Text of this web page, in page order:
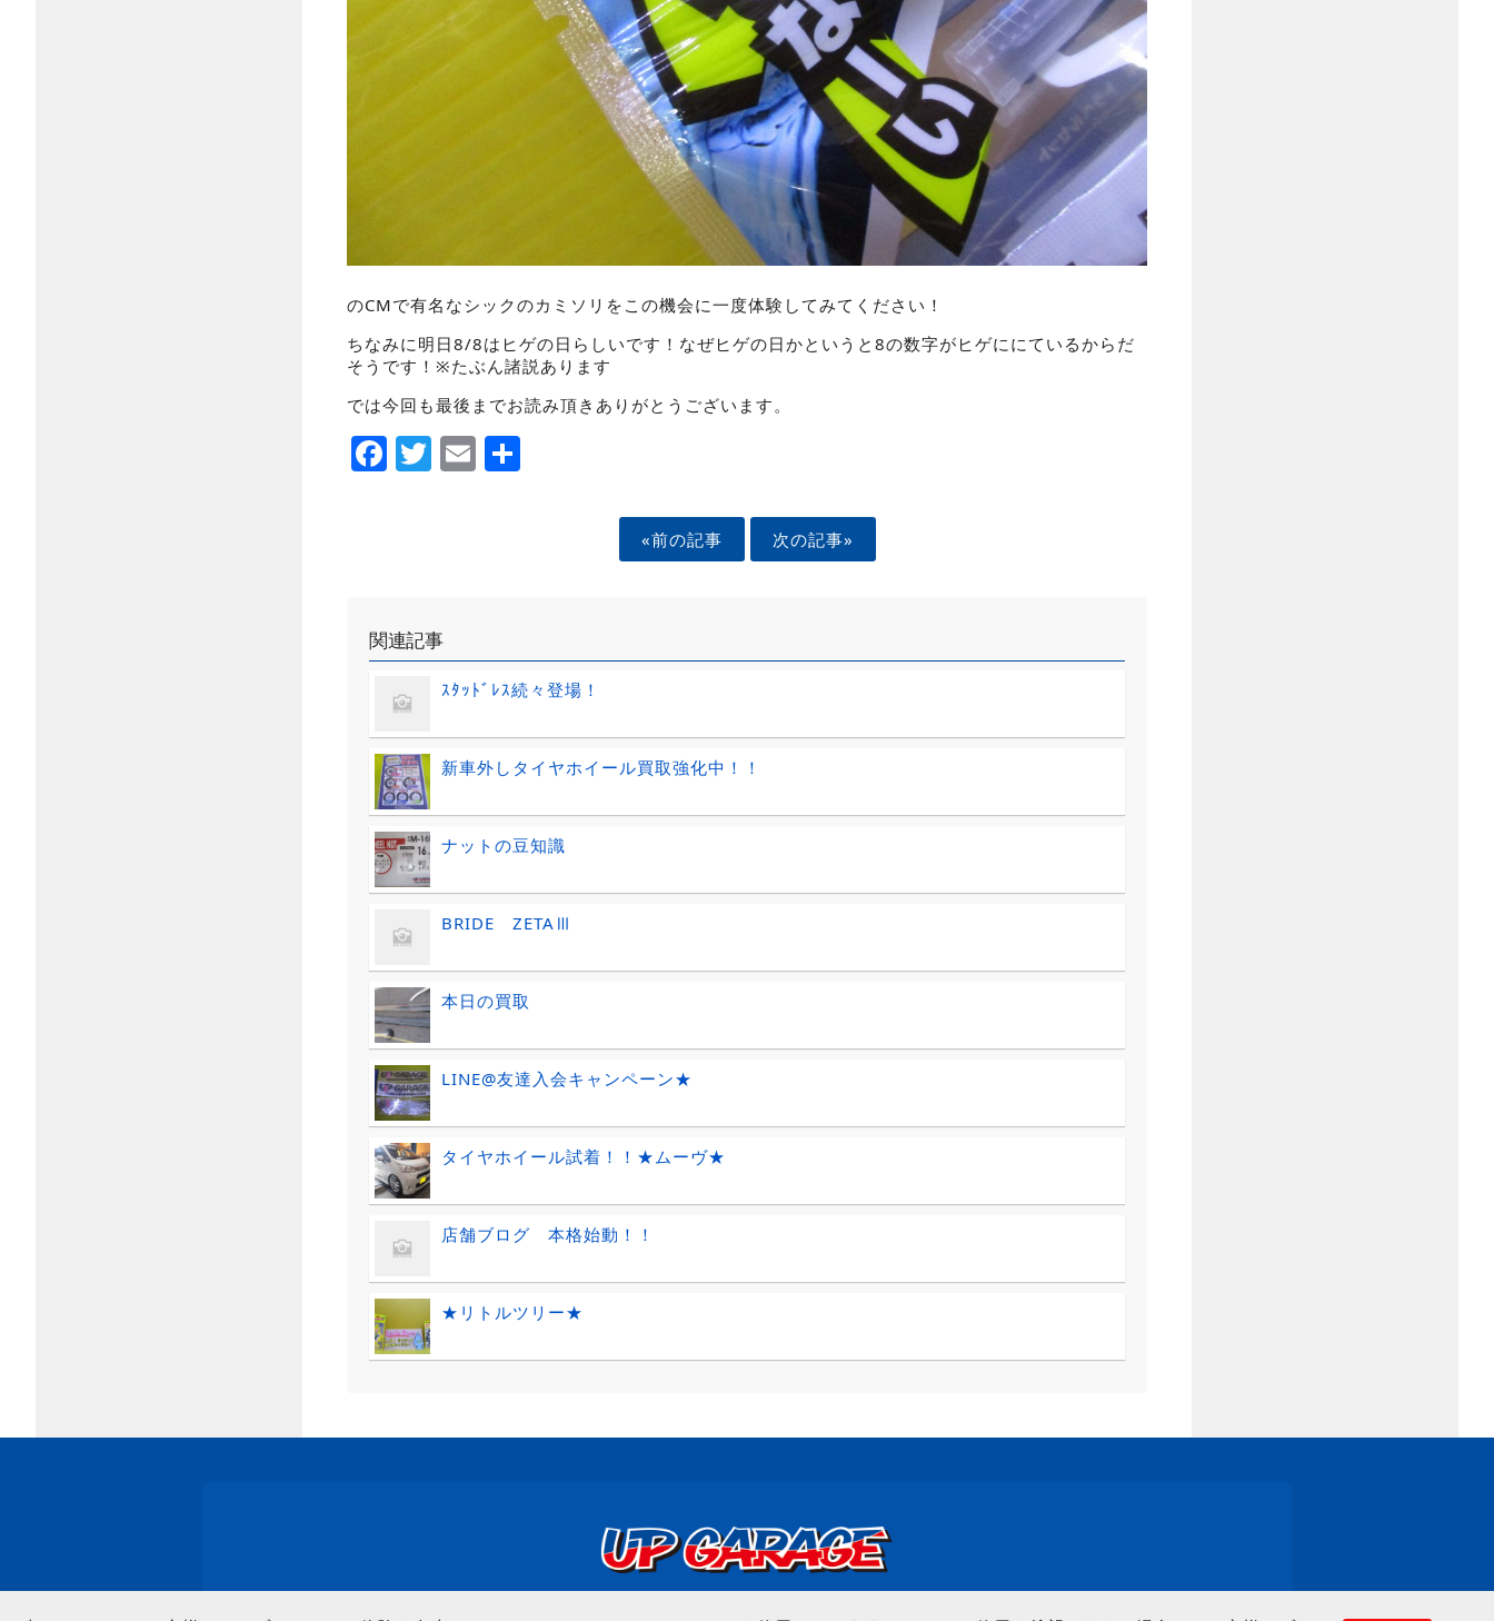
のCMで有名なシックのカミソリをこの機会に一度体験してみてください！
ちなみに明日8/8はヒゲの日らしいです！なぜヒゲの日かというと8の数字がヒゲににているからだ
そうです！※たぶん諸説あります
では今回も最後までお読み頂きありがとうございます。
Facebook
Twitter
Email
«前の記事 次の記事»
関連記事
ｽﾀｯﾄﾞﾚｽ続々登場！
新車外しタイヤホイール買取強化中！！
ナットの豆知識
BRIDE ZETAⅢ
本日の買取
LINE@友達入会キャンペーン★
タイヤホイール試着！！★ムーヴ★
店舗ブログ 本格始動！！
★リトルツリー★